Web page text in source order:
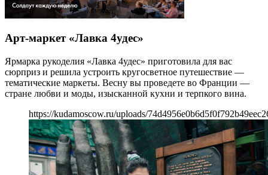
Арт-маркет «Лавка 4удес»
Ярмарка рукоделия «Лавка 4удес» приготовила для вас
сюрприз и решила устроить кругосветное путешествие —
тематические маркеты. Весну вы проведете во Франции —
стране любви и моды, изысканной кухни и терпкого вина.
https://kudamoscow.ru/uploads/